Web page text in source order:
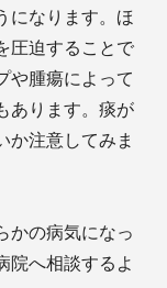
になります。ほ
圧迫することで
や腫瘍によって
あります。痰が
か注意してみま
かの病気になっ
院へ相談するよ